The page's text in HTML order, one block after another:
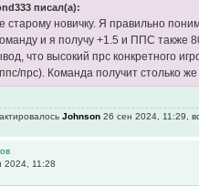
писал(а):
старому новичку. Я правильно
и я получу +1.5 и ППС также
что высокий прс конкретного
прс). Команда получит столько
Johnson 26 сен 2024, 11:29,
2024, 11:28